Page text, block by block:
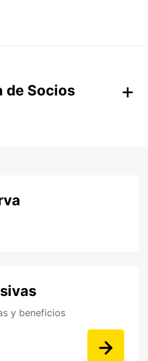
de Socios
y beneficios